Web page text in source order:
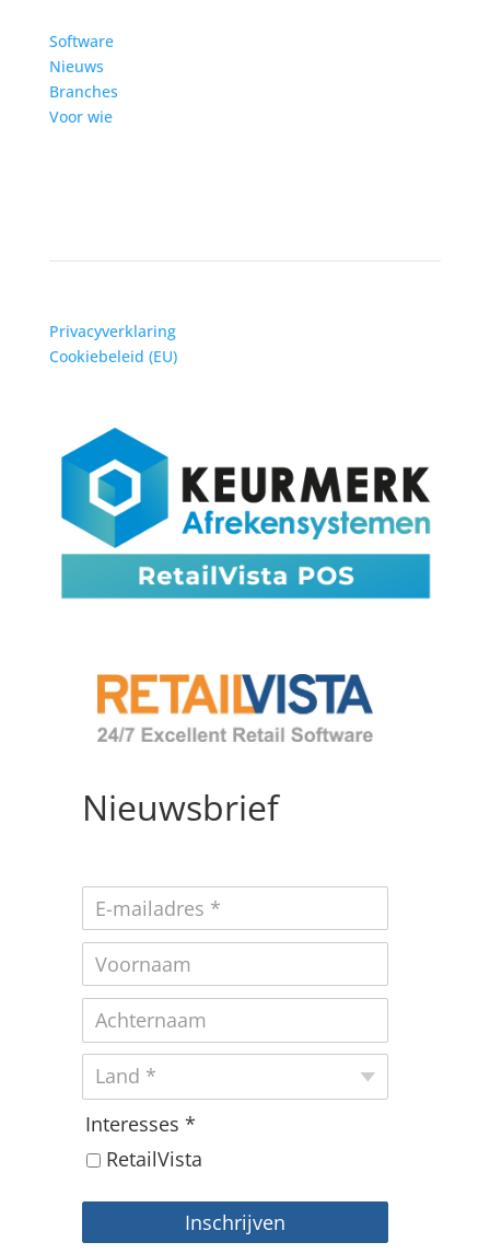
Software
Nieuws
Branches
Voor wie
Privacyverklaring
Cookiebeleid (EU)
Nieuwsbrief
Interesses *
RetailVista
Inschrijven